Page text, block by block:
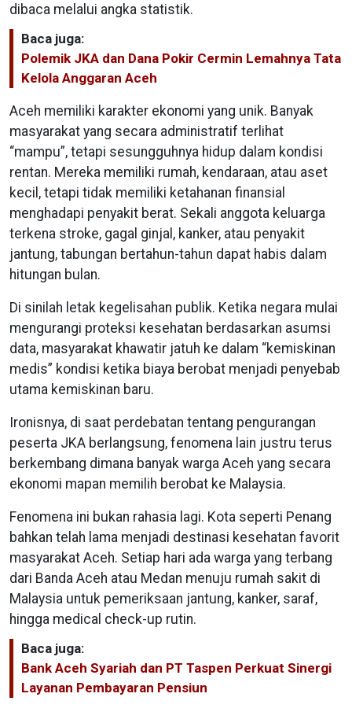
dibaca melalui angka statistik.
Baca juga:
Polemik JKA dan Dana Pokir Cermin Lemahnya Tata
Kelola Anggaran Aceh
Aceh memiliki karakter ekonomi yang unik. Banyak
masyarakat yang secara administratif terlihat
“mampu”, tetapi sesungguhnya hidup dalam kondisi
rentan. Mereka memiliki rumah, kendaraan, atau aset
kecil, tetapi tidak memiliki ketahanan finansial
menghadapi penyakit berat. Sekali anggota keluarga
terkena stroke, gagal ginjal, kanker, atau penyakit
jantung, tabungan bertahun-tahun dapat habis dalam
hitungan bulan.
Di sinilah letak kegelisahan publik. Ketika negara mulai
mengurangi proteksi kesehatan berdasarkan asumsi
data, masyarakat khawatir jatuh ke dalam “kemiskinan
medis” kondisi ketika biaya berobat menjadi penyebab
utama kemiskinan baru.
Ironisnya, di saat perdebatan tentang pengurangan
peserta JKA berlangsung, fenomena lain justru terus
berkembang dimana banyak warga Aceh yang secara
ekonomi mapan memilih berobat ke Malaysia.
Fenomena ini bukan rahasia lagi. Kota seperti Penang
bahkan telah lama menjadi destinasi kesehatan favorit
masyarakat Aceh. Setiap hari ada warga yang terbang
dari Banda Aceh atau Medan menuju rumah sakit di
Malaysia untuk pemeriksaan jantung, kanker, saraf,
hingga medical check-up rutin.
Baca juga:
Bank Aceh Syariah dan PT Taspen Perkuat Sinergi
Layanan Pembayaran Pensiun